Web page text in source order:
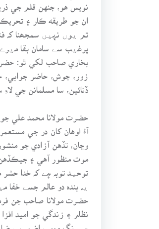
نويس هو، جنهن قلم جي
ان جو طريقه ڪار ۽
تم یوں نہیں سمجھنا کہ
پرغیب سے سامان بقا میرے
بخاري صاحب لکي ٿو:
زور، جوش، حاضر جوابي،
ڏنائين، سا مسلمانن جي
حضرت مولانا محمد علي
آءُ اوهان کان در جي
وڃان، تڏهن آزادي جو
موت منظور آهي ۽ جيڪڏهن
توحید توبہ ہے کہ خدا حشر
یہ بندہ دو عالم جسے خفا
حضرت مولانا صاحب جن
نظام ۽ زندگي جو اميد
ہر رنگ میں راضی بہ رضا